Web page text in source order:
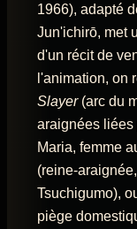
1966), adapté
Jun'ichirō, met
d'un récit de
l'animation, on
Slayer(arc du
araignées liées
Maria, femme
(reine-
Tsuchigumo),
piège